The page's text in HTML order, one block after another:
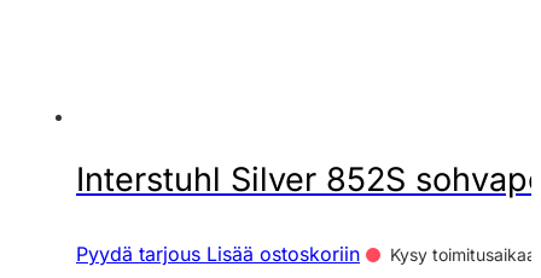
Interstuhl Silver 852S
Pyydä tarjous Lisää ostoskoriin Kysy toimitusaikaa